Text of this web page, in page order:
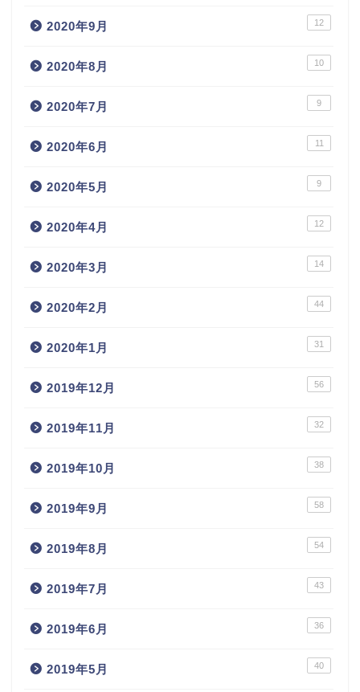
2020年9月 12
2020年8月 10
2020年7月 9
2020年6月 11
2020年5月 9
2020年4月 12
2020年3月 14
2020年2月 44
2020年1月 31
2019年12月 56
2019年11月 32
2019年10月 38
2019年9月 58
2019年8月 54
2019年7月 43
2019年6月 36
2019年5月 40